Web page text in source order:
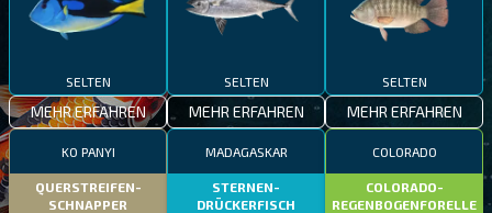
SELTEN
MEHR ERFAHREN
SELTEN
MEHR ERFAHREN
SELTEN
MEHR ERFAHREN
KO PANYI
QUERSTREIFEN-
SCHNAPPER
MADAGASKAR
STERNEN-
DRÜCKERFISCH
COLORADO
COLORADO-
REGENBOGENFORELLE